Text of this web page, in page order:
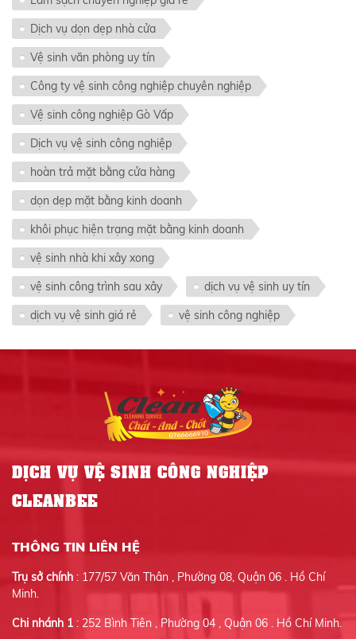
Dịch vụ dọn dẹp nhà cửa
Vệ sinh văn phòng uy tín
Công ty vệ sinh công nghiệp chuyên nghiệp
Vệ sinh công nghiệp Gò Vấp
Dịch vụ vệ sinh công nghiệp
hoàn trả mặt bằng cửa hàng
dọn dẹp mặt bằng kinh doanh
khôi phục hiện trạng mặt bằng kinh doanh
vệ sinh nhà khi xây xong
vệ sinh công trình sau xây
dịch vụ vệ sinh uy tín
dịch vụ vệ sinh giá rẻ
vệ sinh công nghiệp
DỊCH VỤ VỆ SINH CÔNG NGHIỆP
CLEANBEE
THÔNG TIN LIÊN HỆ
Trụ sở chính : 177/57 Văn Thân , Phường 08, Quận 06 . Hồ Chí
Minh.
Chi nhánh 1 : 252 Bình Tiên , Phường 04 , Quận 06 . Hồ Chí Minh.